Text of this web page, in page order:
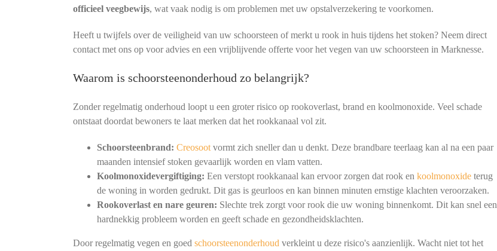
officieel veegbewijs, wat vaak nodig is om problemen met uw opstalverzekering te voorkomen.
Heeft u twijfels over de veiligheid van uw schoorsteen of merkt u rook in huis tijdens het stoken? Neem direct
contact met ons op voor advies en een vrijblijvende offerte voor het vegen van uw schoorsteen in Marknesse.
Waarom is schoorsteenonderhoud zo belangrijk?
Zonder regelmatig onderhoud loopt u een groter risico op rookoverlast, brand en koolmonoxide. Veel schade
ontstaat doordat bewoners te laat merken dat het rookkanaal vol zit.
Schoorsteenbrand: Creosootvormt zich sneller dan u denkt. Deze brandbare teerlaag kan al na een paar
maanden intensief stoken gevaarlijk worden en vlam vatten.
Koolmonoxidevergiftiging: Een verstopt rookkanaal kan ervoor zorgen dat rook en koolmonoxideterug
de woning in worden gedrukt. Dit gas is geurloos en kan binnen minuten ernstige klachten veroorzaken.
Rookoverlast en nare geuren: Slechte trek zorgt voor rook die uw woning binnenkomt. Dit kan snel een
hardnekkig probleem worden en geeft schade en gezondheidsklachten.
Door regelmatig vegen en goed schoorsteenonderhoud verkleint u deze risico's aanzienlijk. Wacht niet tot het